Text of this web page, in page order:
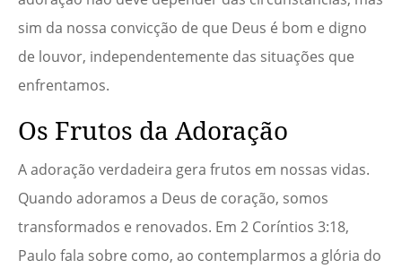
sim da nossa convicção de que Deus é bom e digno
de louvor, independentemente das situações que
enfrentamos.
Os Frutos da Adoração
A adoração verdadeira gera frutos em nossas vidas.
Quando adoramos a Deus de coração, somos
transformados e renovados. Em 2 Coríntios 3:18,
Paulo fala sobre como, ao contemplarmos a glória do